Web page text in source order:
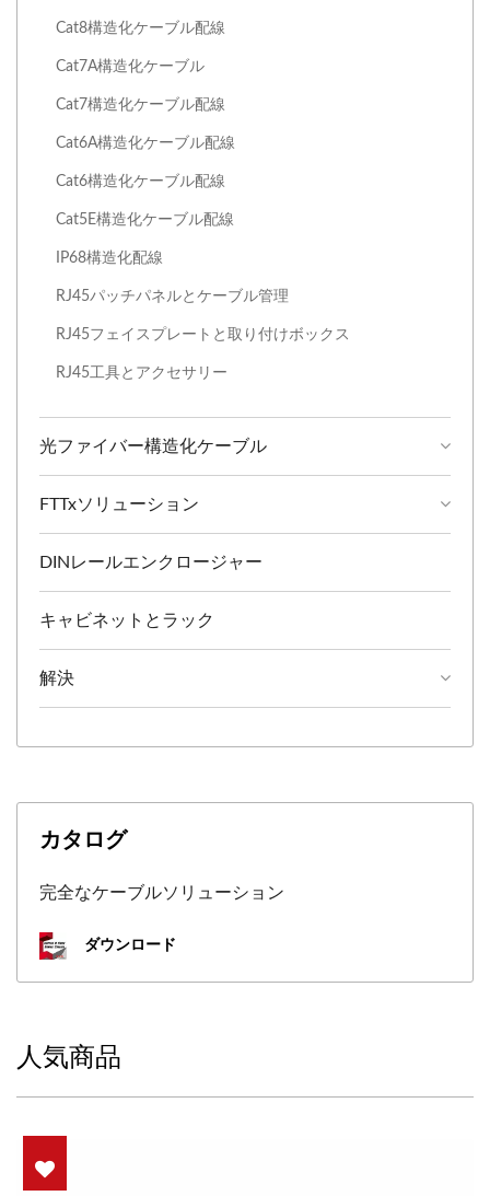
Cat8構造化ケーブル配線
Cat7A構造化ケーブル
Cat7構造化ケーブル配線
Cat6A構造化ケーブル配線
Cat6構造化ケーブル配線
Cat5E構造化ケーブル配線
IP68構造化配線
RJ45パッチパネルとケーブル管理
RJ45フェイスプレートと取り付けボックス
RJ45工具とアクセサリー
光ファイバー構造化ケーブル
FTTxソリューション
DINレールエンクロージャー
キャビネットとラック
解決
カタログ
完全なケーブルソリューション
ダウンロード
人気商品